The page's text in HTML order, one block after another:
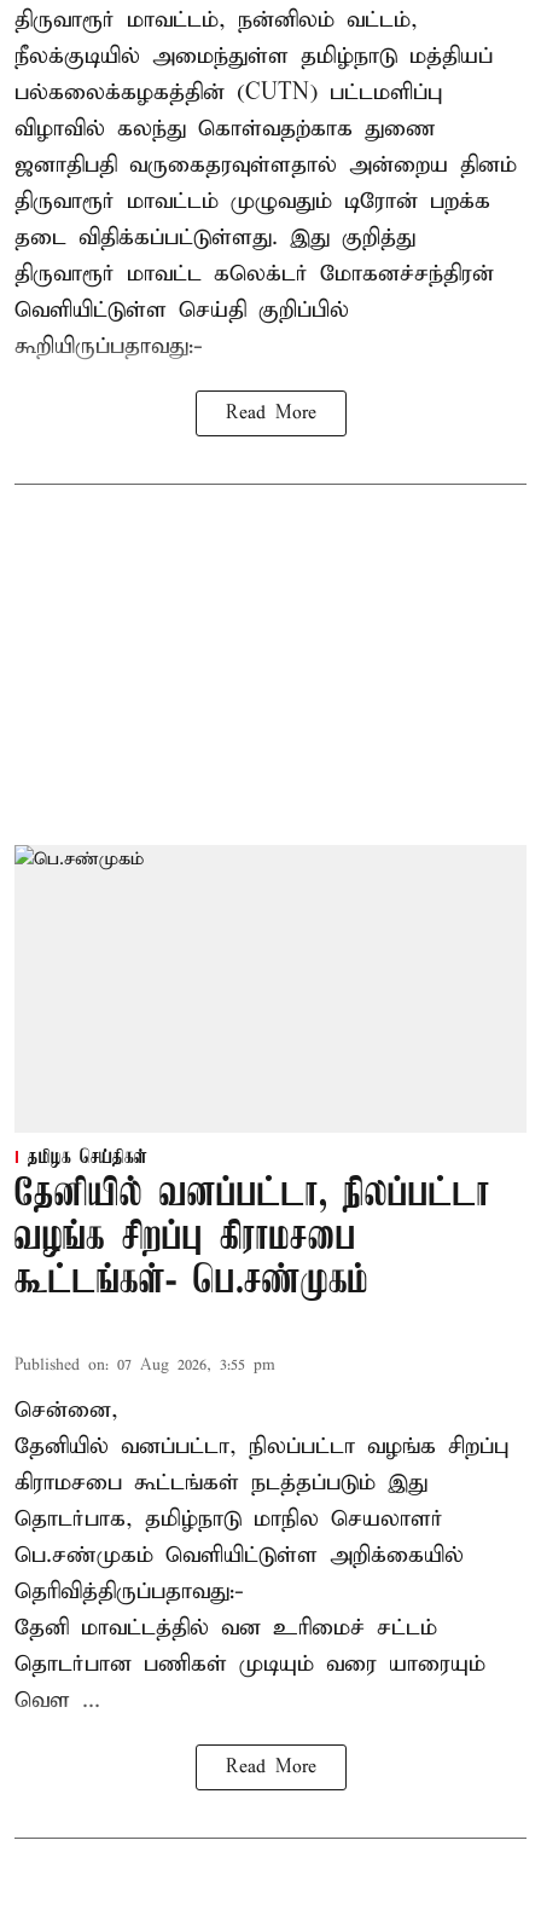
திருவாரூர் மாவட்டம், நன்னிலம் வட்டம்,
நீலக்குடியில் அமைந்துள்ள தமிழ்நாடு மத்தியப்
பல்கலைக்கழகத்தின் (CUTN) பட்டமளிப்பு
விழாவில் கலந்து கொள்வதற்காக துணை
ஜனாதிபதி வருகைதரவுள்ளதால் அன்றைய தினம்
திருவாரூர் மாவட்டம் முழுவதும் டிரோன் பறக்க
தடை விதிக்கப்பட்டுள்ளது. இது குறித்து
திருவாரூர் மாவட்ட கலெக்டர் மோகனச்சந்திரன்
வெளியிட்டுள்ள செய்தி குறிப்பில்
கூறியிருப்பதாவது:-
Read More
தமிழக செய்திகள்
தேனியில் வனப்பட்டா, நிலப்பட்டா
வழங்க சிறப்பு கிராமசபை
கூட்டங்கள்- பெ.சண்முகம்
Published on: 07 Aug 2026, 3:55 pm
சென்னை,
தேனியில் வனப்பட்டா, நிலப்பட்டா வழங்க சிறப்பு
கிராமசபை கூட்டங்கள் நடத்தப்படும் இது
தொடர்பாக, தமிழ்நாடு மாநில செயலாளர்
பெ.சண்முகம் வெளியிட்டுள்ள அறிக்கையில்
தெரிவித்திருப்பதாவது:-
தேனி மாவட்டத்தில் வன உரிமைச் சட்டம்
தொடர்பான பணிகள் முடியும் வரை யாரையும்
வெள ...
Read More